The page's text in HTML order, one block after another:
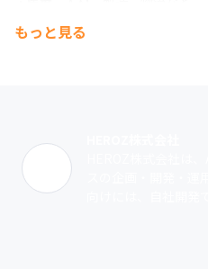
をもてる源泉（技術者）がし
習、画像処理、GAN
もっと見る